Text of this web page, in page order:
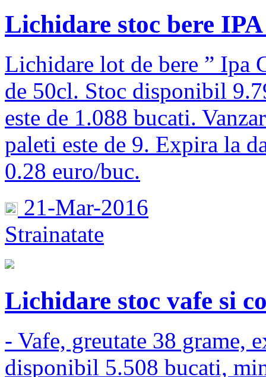
Lichidare stoc bere
Lichidare lot de bere ” Ipa
de 50cl. Stoc disponibil
este de 1.088 bucati.
paleti este de 9. Expira la
0.28 euro/buc.
21-Mar-2016
Strainatate
Lichidare stoc vafe si
- Vafe, greutate 38 grame,
disponibil 5.508 bucati,